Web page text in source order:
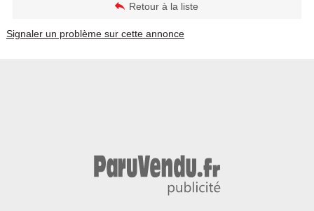
Retour à la liste
Signaler un problème sur cette annonce